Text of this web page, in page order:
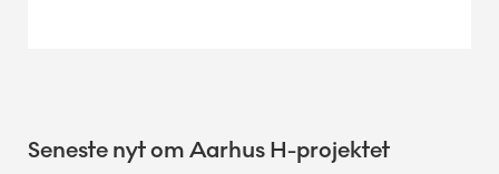
Seneste nyt om Aarhus H-projektet